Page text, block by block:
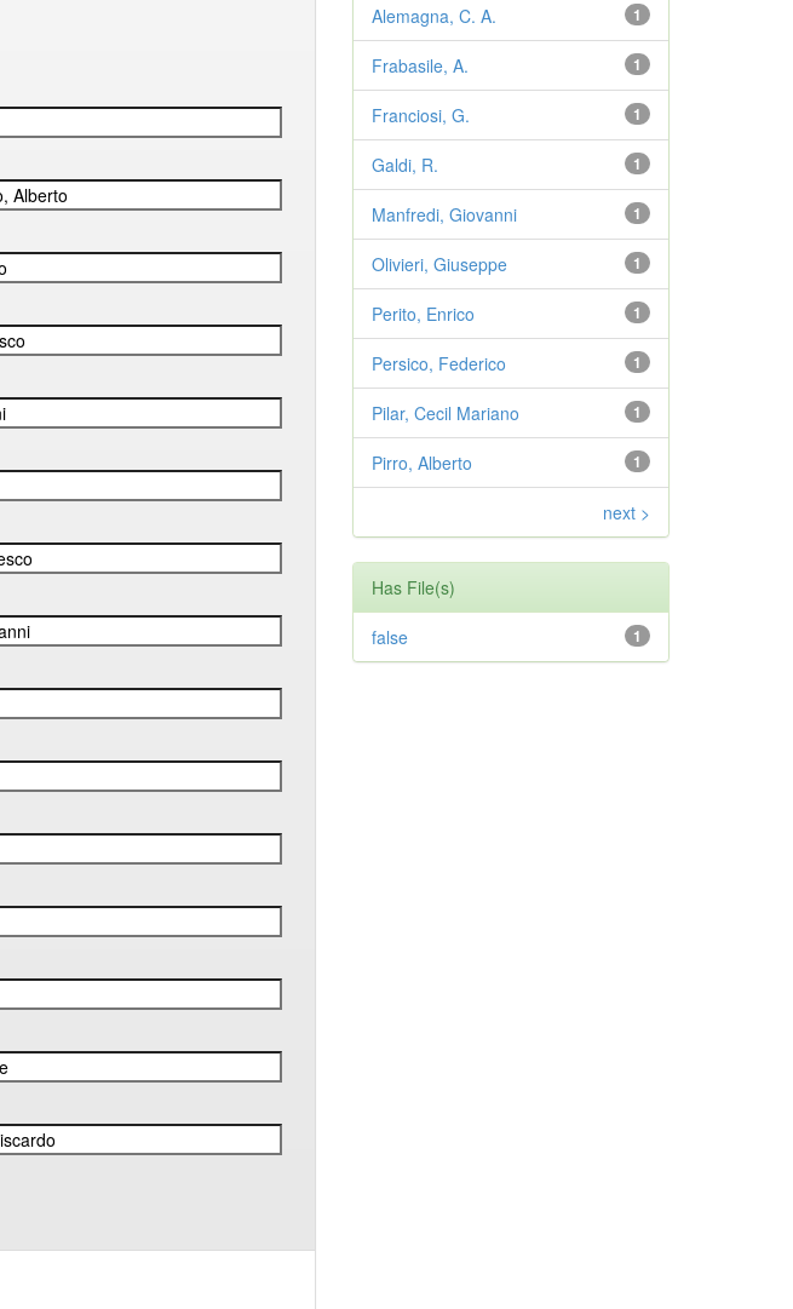
1
Alemagna, C. A.
1
Frabasile, A.
1
Franciosi, G.
1
Galdi, R.
1
Manfredi, Giovanni
1
Olivieri, Giuseppe
1
Perito, Enrico
1
Persico, Federico
1
Pilar, Cecil Mariano
1
Pirro, Alberto
next >
Has File(s)
1
false